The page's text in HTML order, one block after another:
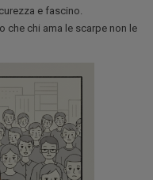
e fascino.
che chi ama le scarpe non le